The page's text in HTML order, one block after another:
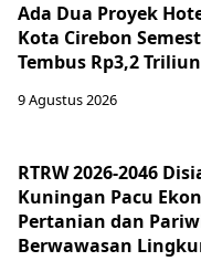
Ada Dua Proyek
Kota Cirebon
Tembus Rp3,2 Triliun
9 Agustus 2026
RTRW 2026-2046
Kuningan Pacu
Pertanian dan
Berwawasan